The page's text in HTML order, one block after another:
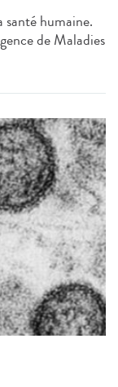
santé humaine.
de Maladies